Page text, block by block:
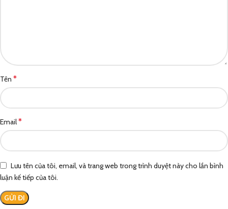
Tên *
Email*
Lưu tên của tôi, email, và trang web trong trình duyệt này cho lần bình
luận kế tiếp của tôi.